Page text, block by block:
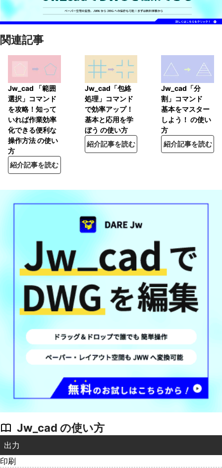
関連記事
Jw_cad 「範囲
選択」コマンド
を攻略！知って
いれば作業効率
化できる便利な
操作方法 の使い
方
紹介記事を読む
Jw_cad「包絡
処理」コマンド
で効率アップ！
基本と応用を学
ぼう の使い方
紹介記事を読む
Jw_cad「分
割」コマンド
基本をマスター
しよう！ の使い
方
紹介記事を読む
Jw_cad の使い方
出力
印刷